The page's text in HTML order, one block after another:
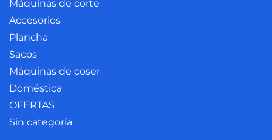
Máquinas de corte
Accesorios
Plancha
Sacos
Máquinas de coser
Doméstica
OFERTAS
Sin categoría